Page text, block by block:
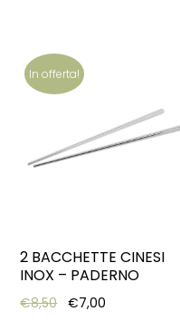
In offerta!
2 BACCHETTE CINESI
INOX – PADERNO
€8,50 Original price
€7,00 Current